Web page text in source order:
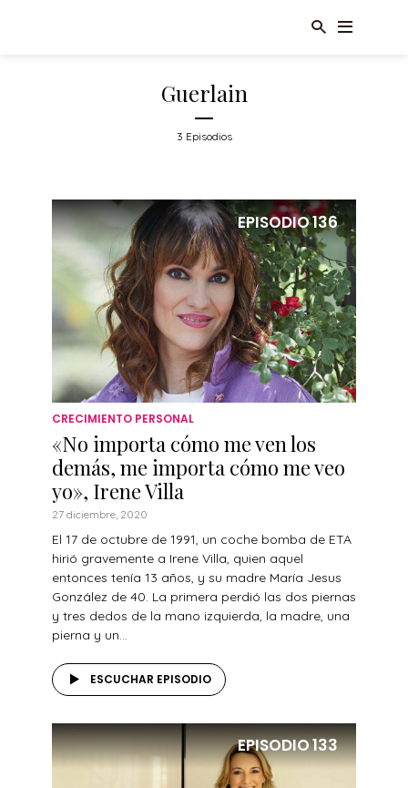
Guerlain
3 Episodios
EPISODIO136
CRECIMIENTO PERSONAL
«No importa cómo me ven los
demás, me importa cómo me veo
yo», Irene Villa
27 diciembre, 2020
El 17 de octubre de 1991, un coche bomba de ETA
hirió gravemente a Irene Villa, quien aquel
entonces tenía 13 años, y su madre María Jesus
González de 40. La primera perdió las dos piernas
y tres dedos de la mano izquierda, la madre, una
pierna y un...
ESCUCHAR EPISODIO
EPISODIO133